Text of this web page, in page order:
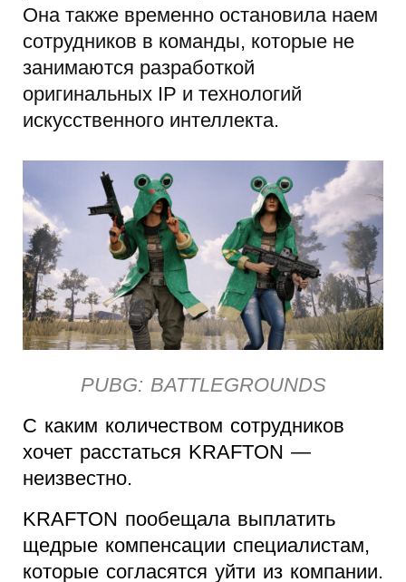
Она также временно остановила наем
сотрудников в команды, которые не
занимаются разработкой
оригинальных IP и технологий
искусственного интеллекта.
PUBG: BATTLEGROUNDS
С каким количеством сотрудников
хочет расстаться KRAFTON —
неизвестно.
KRAFTON пообещала выплатить
щедрые компенсации специалистам,
которые согласятся уйти из компании.